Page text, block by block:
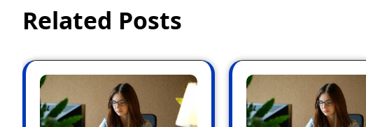
Related Posts